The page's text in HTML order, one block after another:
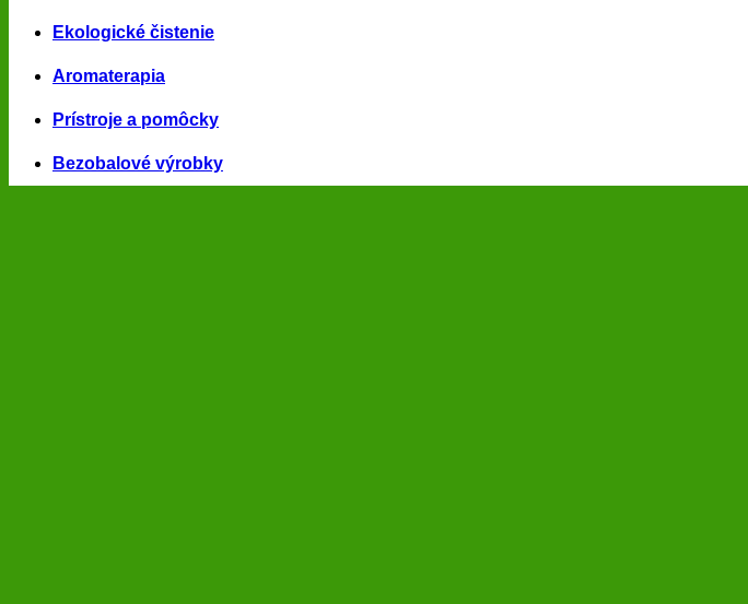
Ekologické čistenie
Aromaterapia
Prístroje a pomôcky
Bezobalové výrobky